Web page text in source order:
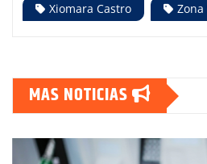
Xiomara Castro
Zona
MAS NOTICIAS